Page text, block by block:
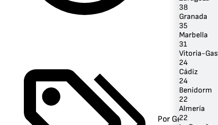
Por Género
38
Granada
35
Marbella
31
Vitoria-
24
Cádiz
24
Benidorm
22
Almería
22